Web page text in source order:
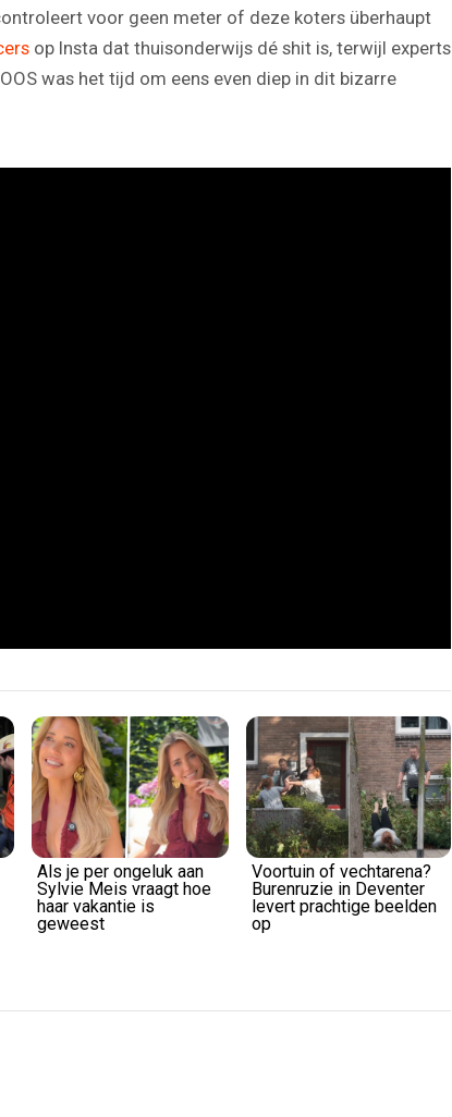
Videovoor geen meter of deze koters überhaupt
op Insta dat thuisonderwijs dé shit is, terwijl experts
was het tijd om eens even diep in dit bizarre
Als je per ongeluk aan
Sylvie Meis vraagt hoe
haar vakantie is
geweest
Voortuin of vechtarena?
Burenruzie in Deventer
levert prachtige beelden
op